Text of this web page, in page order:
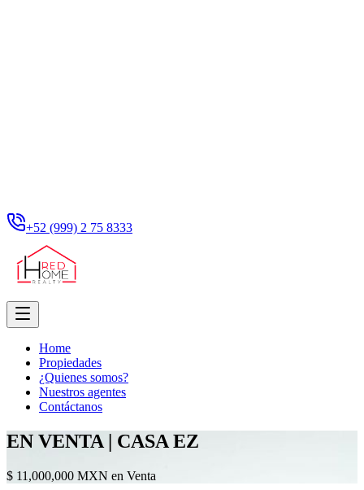
+52 (999) 2 75 8333
Home
Propiedades
¿Quienes somos?
Nuestros agentes
Contáctanos
EN VENTA | CASA EZ
$ 11,000,000 MXN en Venta